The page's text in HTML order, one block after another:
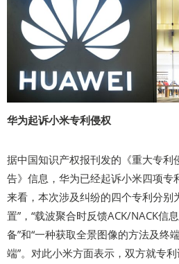
华为起诉小米专利侵权
据中国知识产权报刊发的《重大专利
告》信息，华为已经起诉小米四项专
来看，本次涉及纠纷的四个专利分别
置”，“载波聚合时反馈ACK/NACK信
备”和“一种获取全景图像的方法及终
端”。对此小米方面表示，双方就专